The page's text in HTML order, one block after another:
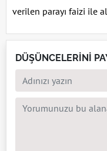
verilen parayı faizi ile
DÜŞÜNCELERİNİ